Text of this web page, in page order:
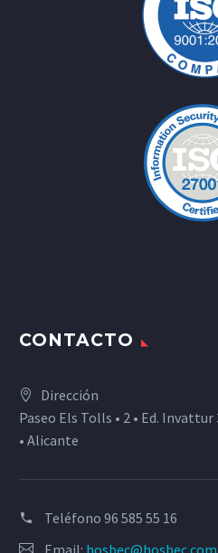
CONTACTO
Dirección
Paseo Els Tolls • 2 • Ed.
• Alicante
Teléfono 96 585 55 16
Email: hosbec@hosbec.com